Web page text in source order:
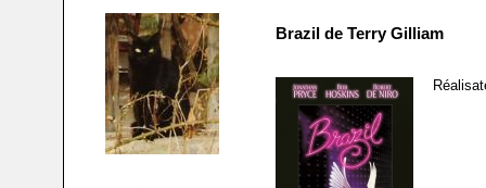
Brazil de Terry Gilliam